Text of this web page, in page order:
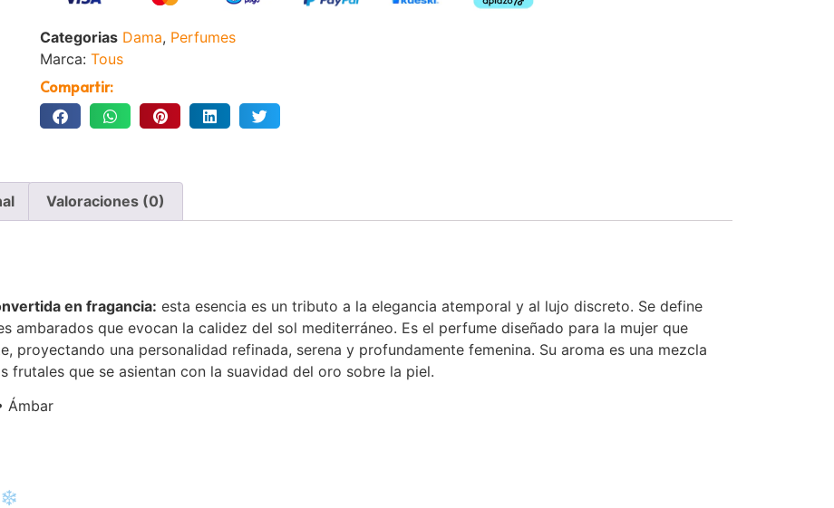
Categorias Dama, Perfumes
Marca:Tous
Compartir:
Valoraciones (0)
en fragancia: esta esencia es un tributo a la elegancia atemporal y al lujo discreto. Se define
ambarados que evocan la calidez del sol mediterráneo. Es el perfume diseñado para la mujer que
proyectando una personalidad refinada, serena y profundamente femenina. Su aroma es una mezcla
frutales que se asientan con la suavidad del oro sobre la piel.
Ámbar